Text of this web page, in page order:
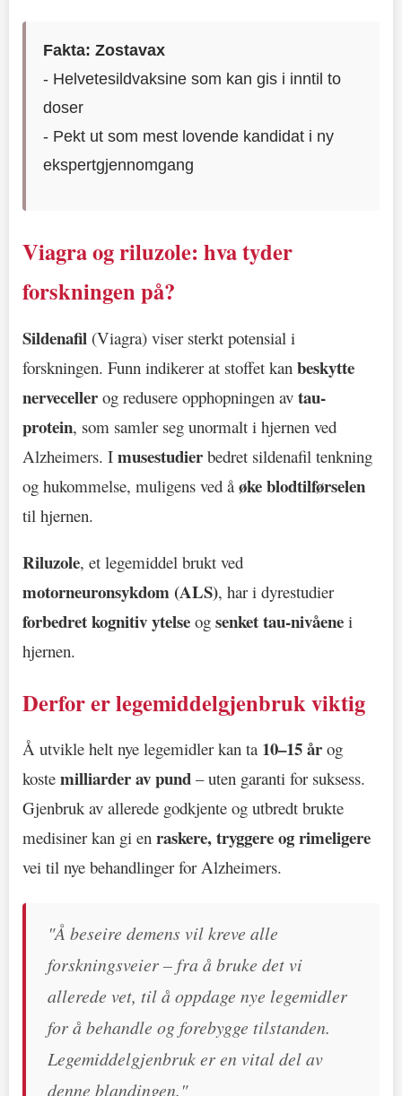
Fakta: Zostavax
- Helvetesildvaksine som kan gis i inntil to
doser
- Pekt ut som mest lovende kandidat i ny
ekspertgjennomgang
Viagra og riluzole: hva tyder
forskningen på?
Sildenafil (Viagra) viser sterkt potensial i
forskningen. Funn indikerer at stoffet kan beskytte
nerveceller og redusere opphopningen av tau-
protein, som samler seg unormalt i hjernen ved
Alzheimers. I musestudier bedret sildenafil tenkning
og hukommelse, muligens ved åøke blodtilførselen
til hjernen.
Riluzole, et legemiddel brukt ved
motorneuronsykdom (ALS), har i dyrestudier
forbedret kognitiv ytelse og senket tau-nivåene i
hjernen.
Derfor er legemiddelgjenbruk viktig
Å utvikle helt nye legemidler kan ta 10–15 år og
koste milliarder av pund – uten garanti for suksess.
Gjenbruk av allerede godkjente og utbredt brukte
medisiner kan gi en raskere, tryggere og rimeligere
vei til nye behandlinger for Alzheimers.
"Å beseire demens vil kreve alle
forskningsveier – fra å bruke det vi
allerede vet, til å oppdage nye legemidler
for å behandle og forebygge tilstanden.
Legemiddelgjenbruk er en vital del av
denne blandingen."